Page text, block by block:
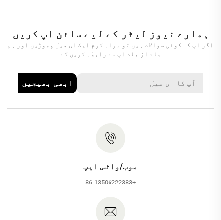
ہمارے نیوز لیٹر کے لیے سائن اپ کریں
اگر آپ کے کوئی سوالات ہیں تو براہ کرم ایک ای میل چھوڑیں اور ہم
جلد از جلد آپ سے رابطہ کریں گے
ابھی بھیجیں
موب/واٹس ایپ
+86-13506222383